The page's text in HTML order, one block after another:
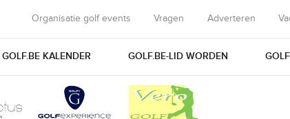
Organisatie golf events Vragen Adverteren
GOLF.BE KALENDER GOLF.BE-LID WORDEN